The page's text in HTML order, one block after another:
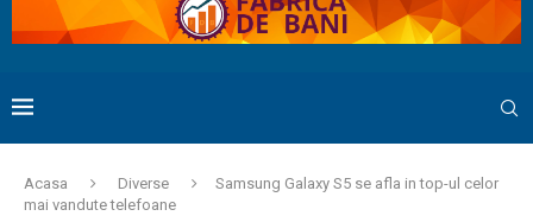
Acasa Diverse
Samsung Galaxy S5 se afla in top-ul celor
mai vandute telefoane